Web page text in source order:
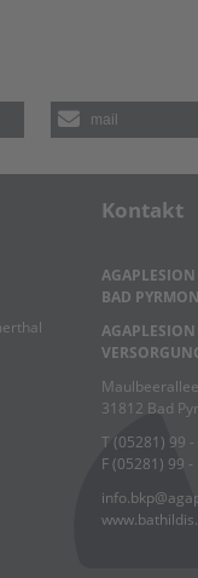
mail
Kontakt
BAD
31812 Bad
T (05281) 99 -
F (05281) 99 -
info.bkp@